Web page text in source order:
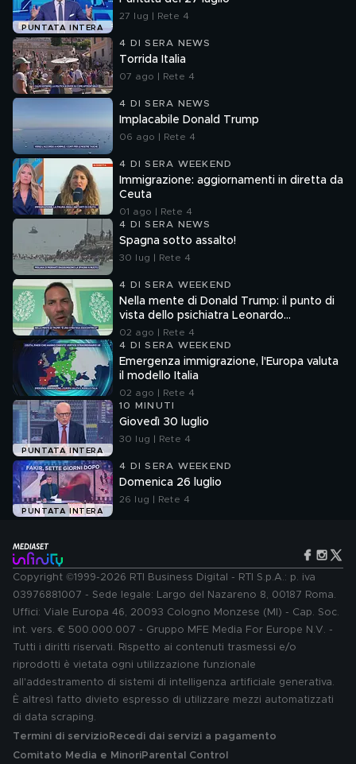
PUNTATA INTERA
27 lug | Rete 4
4 DI SERA NEWS
Torrida Italia
07 ago | Rete 4
4 DI SERA NEWS
Implacabile Donald Trump
06 ago | Rete 4
4 DI SERA WEEKEND
Immigrazione: aggiornamenti in diretta da
Ceuta
01 ago | Rete 4
4 DI SERA NEWS
Spagna sotto assalto!
30 lug | Rete 4
4 DI SERA WEEKEND
Nella mente di Donald Trump: il punto di
vista dello psichiatra Leonardo
Mendolicchio
02 ago | Rete 4
4 DI SERA WEEKEND
Emergenza immigrazione, l'Europa valuta
il modello Italia
02 ago | Rete 4
PUNTATA INTERA
10 MINUTI
Giovedì 30 luglio
30 lug | Rete 4
PUNTATA INTERA
4 DI SERA WEEKEND
Domenica 26 luglio
26 lug | Rete 4
Copyright ©1999-2026 RTI Business Digital - RTI S.p.A.: p. iva
03976881007 - Sede legale: Largo del Nazareno 8, 00187 Roma.
Uffici: Viale Europa 46, 20093 Cologno Monzese (MI) - Cap. Soc.
int. vers. € 500.000.007 - Gruppo MFE Media For Europe N.V. -
Tutti i diritti riservati. Rispetto ai contenuti trasmessi e/o
riprodotti è vietata ogni utilizzazione funzionale
all'addestramento di sistemi di intelligenza artificiale generativa.
È altresì fatto divieto espresso di utilizzare mezzi automatizzati
di data scraping.
Termini di servizio Recedi dai servizi a pagamento
Comitato Media e MinoriParental Control